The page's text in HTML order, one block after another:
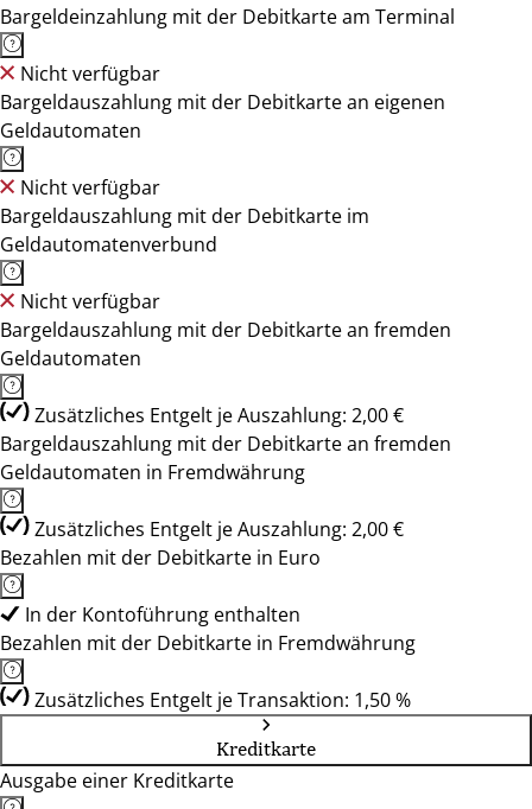
Bargeldeinzahlung mit der Debitkarte am Terminal
Nicht verfügbar
Bargeldauszahlung mit der Debitkarte an eigenen
Geldautomaten
Nicht verfügbar
Bargeldauszahlung mit der Debitkarte im
Geldautomatenverbund
Nicht verfügbar
Bargeldauszahlung mit der Debitkarte an fremden
Geldautomaten
Zusätzliches Entgelt je Auszahlung: 2,00 €
Bargeldauszahlung mit der Debitkarte an fremden
Geldautomaten in Fremdwährung
Zusätzliches Entgelt je Auszahlung: 2,00 €
Bezahlen mit der Debitkarte in Euro
In der Kontoführung enthalten
Bezahlen mit der Debitkarte in Fremdwährung
Zusätzliches Entgelt je Transaktion: 1,50 %
Kreditkarte
Ausgabe einer Kreditkarte